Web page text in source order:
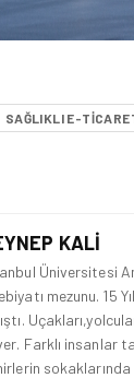
SAĞLIKLI E-
KALI
Üniversitesi
mezunu. 15
Farklı insanlar
sokaklarında